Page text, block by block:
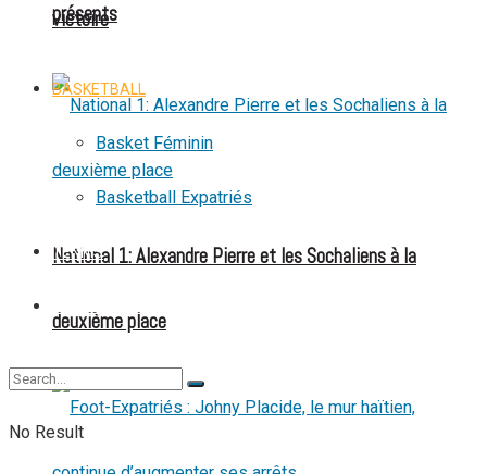
victoire
National 1: Alexandre Pierre et les Sochaliens à la
deuxième place
présents
BASKETBALL
Basket Féminin
Basketball Expatriés
TENNIS
No Result